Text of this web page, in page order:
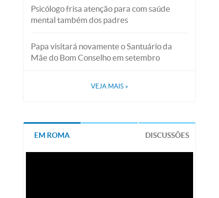
Psicólogo frisa atenção para com saúde
mental também dos padres
Papa visitará novamente o Santuário da
Mãe do Bom Conselho em setembro
VEJA MAIS »
EM ROMA DISCUSSÕES